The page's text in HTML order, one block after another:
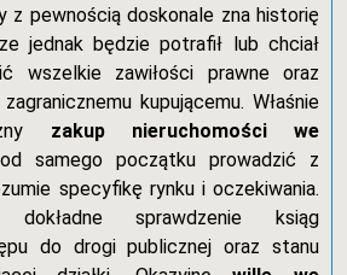
z pewnością doskonale zna historię
jednak będzie potrafił lub chciał
wszelkie zawiłości prawne oraz
kupującemu. Właśnie
zakup nieruchomości we
samego początku prowadzić z
specyfikę rynku i oczekiwania.
sprawdzenie ksiąg
do drogi publicznej oraz stanu